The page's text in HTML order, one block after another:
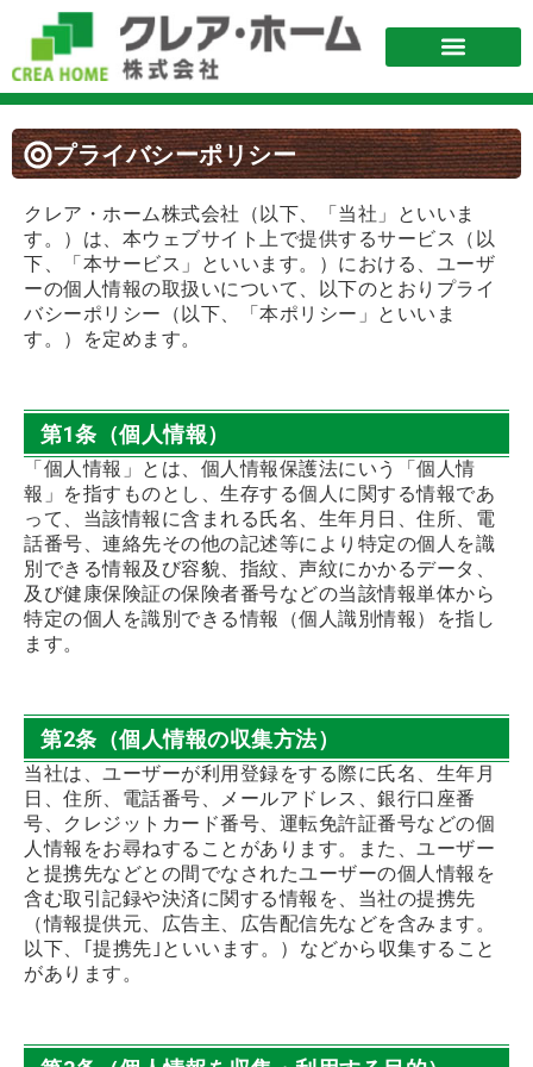
プライバシーポリシー
クレア・ホーム株式会社（以下、「当社」といいま
す。）は、本ウェブサイト上で提供するサービス（以
下、「本サービス」といいます。）における、ユーザ
ーの個人情報の取扱いについて、以下のとおりプライ
バシーポリシー（以下、「本ポリシー」といいま
す。）を定めます。
第1条（個人情報）
「個人情報」とは、個人情報保護法にいう「個人情
報」を指すものとし、生存する個人に関する情報であ
って、当該情報に含まれる氏名、生年月日、住所、電
話番号、連絡先その他の記述等により特定の個人を識
別できる情報及び容貌、指紋、声紋にかかるデータ、
及び健康保険証の保険者番号などの当該情報単体から
特定の個人を識別できる情報（個人識別情報）を指し
ます。
第2条（個人情報の収集方法）
当社は、ユーザーが利用登録をする際に氏名、生年月
日、住所、電話番号、メールアドレス、銀行口座番
号、クレジットカード番号、運転免許証番号などの個
人情報をお尋ねすることがあります。また、ユーザー
と提携先などとの間でなされたユーザーの個人情報を
含む取引記録や決済に関する情報を、当社の提携先
（情報提供元、広告主、広告配信先などを含みます。
以下、｢提携先｣といいます。）などから収集すること
があります。